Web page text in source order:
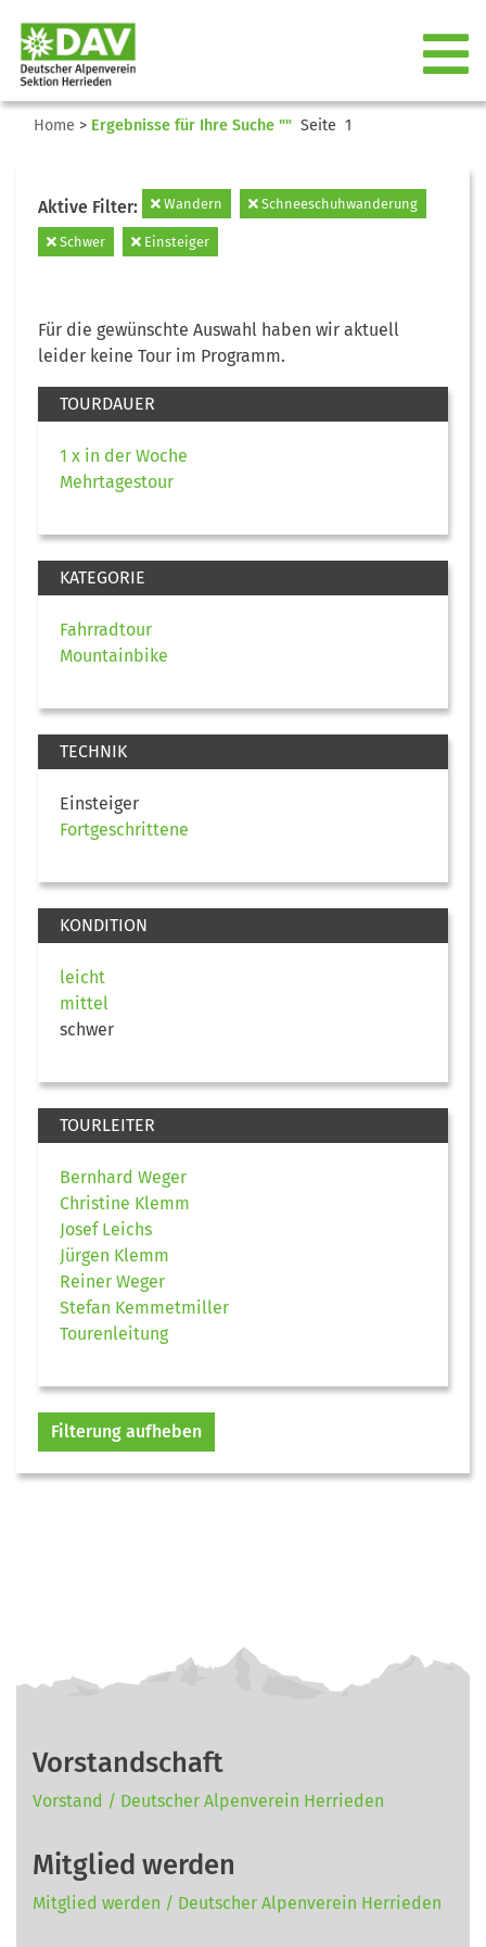
Home > Ergebnisse für Ihre Suche "" Seite 1
Aktive Filter: Wandern Schneeschuhwanderung
Schwer Einsteiger
Für die gewünschte Auswahl haben wir aktuell
leider keine Tour im Programm.
TOURDAUER
1 x in der Woche
Mehrtagestour
KATEGORIE
Fahrradtour
Mountainbike
TECHNIK
Einsteiger
Fortgeschrittene
KONDITION
leicht
mittel
schwer
TOURLEITER
Bernhard Weger
Christine Klemm
Josef Leichs
Jürgen Klemm
Reiner Weger
Stefan Kemmetmiller
Tourenleitung
Filterung aufheben
Vorstandschaft
Vorstand / Deutscher Alpenverein Herrieden
Mitglied werden
Mitglied werden / Deutscher Alpenverein Herrieden